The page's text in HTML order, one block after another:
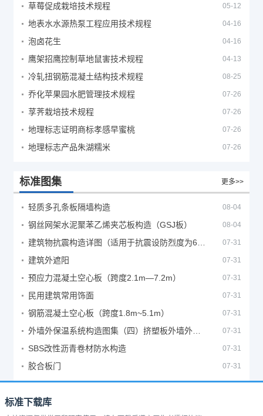
草莓促成栽培技术规程 05-12
地表水水源热泵工程应用技术规程 04-16
泡卤花生 04-16
鹰架招鹰控制草地鼠害技术规程 04-13
冷轧扭钢筋混凝土结构技术规程 08-25
乔化苹果园水肥管理技术规程 07-26
莩荠栽培技术规程 07-26
地理标志证明商标孝感早蜜桃 07-26
地理标志产品朱湖糯米 07-26
标准图集 更多>>
轻质多孔条板隔墙构造 08-04
钢丝网架水泥聚苯乙烯夹芯板构造（GSJ板） 08-04
07-31
建筑外遮阳 07-31
预应力混凝土空心板（跨度2.1m—7.2m） 07-31
民用建筑常用饰面 07-31
钢筋混凝土空心板（跨度1.8m~5.1m） 07-31
07-31
SBS改性沥青卷材防水构造 07-31
胶合板门 07-31
标准下载库